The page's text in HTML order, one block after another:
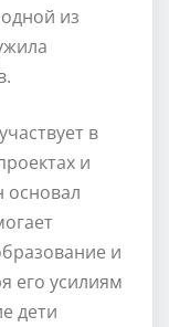
из
в
и
основал
и
его усилиям
дети